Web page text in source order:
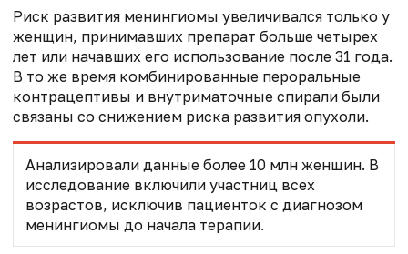
Риск развития менингиомы увеличивался только у
женщин, принимавших препарат больше четырех
лет или начавших его использование после 31 года.
В то же время комбинированные пероральные
контрацептивы и внутриматочные спирали были
связаны со снижением риска развития опухоли.
Анализировали данные более 10 млн женщин. В
исследование включили участниц всех
возрастов, исключив пациенток с диагнозом
менингиомы до начала терапии.